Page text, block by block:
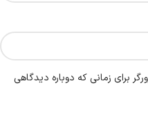
برای زمانی که دوباره دیدگاهی